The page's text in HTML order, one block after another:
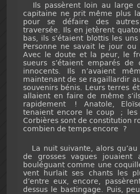
Ils passèrent loin au large
capitaine ne prit même plus
pour se défaire des
traversée. Ils en jetèrent
bas, ils s’étaient blottis les
Personne ne savait le jour ou
Avec le doute et la peur, le
sueurs s’étaient emparés de
innocents. Ils n’avaient
maintenant de se ragaillardir
souvenirs bénis. Leurs terres
allaient en faire de même
rapidement ! Anatole,
tenaient encore le coup ; les
Corbières sont de constitution
combien de temps encore ?
La nuit suivante, alors qu’au
de grosses vagues
bouléguant comme une
vent hurlait ses chants les
d’entre eux, encore,
dessus le bastingage. Puis,